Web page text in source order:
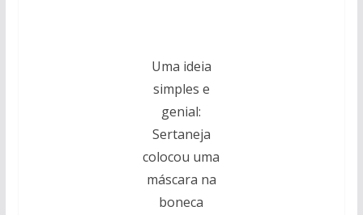
Uma ideia
simples e
genial:
Sertaneja
colocou uma
máscara na
boneca